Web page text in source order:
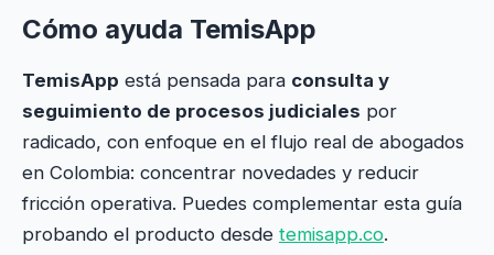
Cómo ayuda TemisApp
TemisApp está pensada para consulta y
seguimiento de procesos judiciales por
radicado, con enfoque en el flujo real de abogados
en Colombia: concentrar novedades y reducir
fricción operativa. Puedes complementar esta guía
probando el producto desde temisapp.co.